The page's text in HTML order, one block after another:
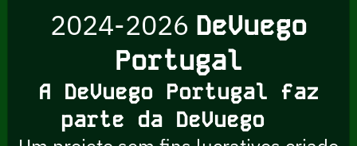
2024-2026 DeVuego
Portugal
A DeVuego Portugal faz
parte da DeVuego